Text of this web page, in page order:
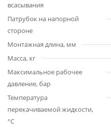
всасывания
Патрубок на напорной
стороне
Монтажная длина, мм
Масса, кг
Максимальное рабочее
давление, бар
Температура
перекачиваемой жидкости,
°С